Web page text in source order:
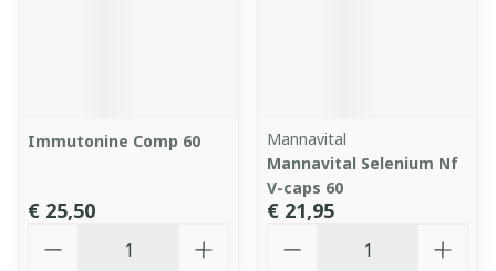
Immutonine Comp 60
€ 25,50
Mannavital
Mannavital Selenium Nf
V-caps 60
€ 21,95